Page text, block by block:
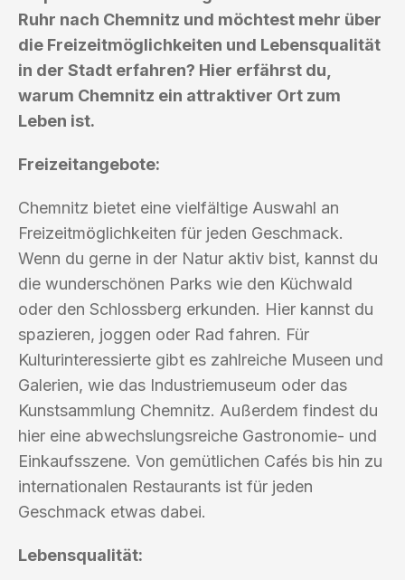
Ruhr nach Chemnitz und möchtest mehr über
die Freizeitmöglichkeiten und Lebensqualität
in der Stadt erfahren? Hier erfährst du,
warum Chemnitz ein attraktiver Ort zum
Leben ist.
Freizeitangebote:
Chemnitz bietet eine vielfältige Auswahl an
Freizeitmöglichkeiten für jeden Geschmack.
Wenn du gerne in der Natur aktiv bist, kannst du
die wunderschönen Parks wie den Küchwald
oder den Schlossberg erkunden. Hier kannst du
spazieren, joggen oder Rad fahren. Für
Kulturinteressierte gibt es zahlreiche Museen und
Galerien, wie das Industriemuseum oder das
Kunstsammlung Chemnitz. Außerdem findest du
hier eine abwechslungsreiche Gastronomie- und
Einkaufsszene. Von gemütlichen Cafés bis hin zu
internationalen Restaurants ist für jeden
Geschmack etwas dabei.
Lebensqualität: